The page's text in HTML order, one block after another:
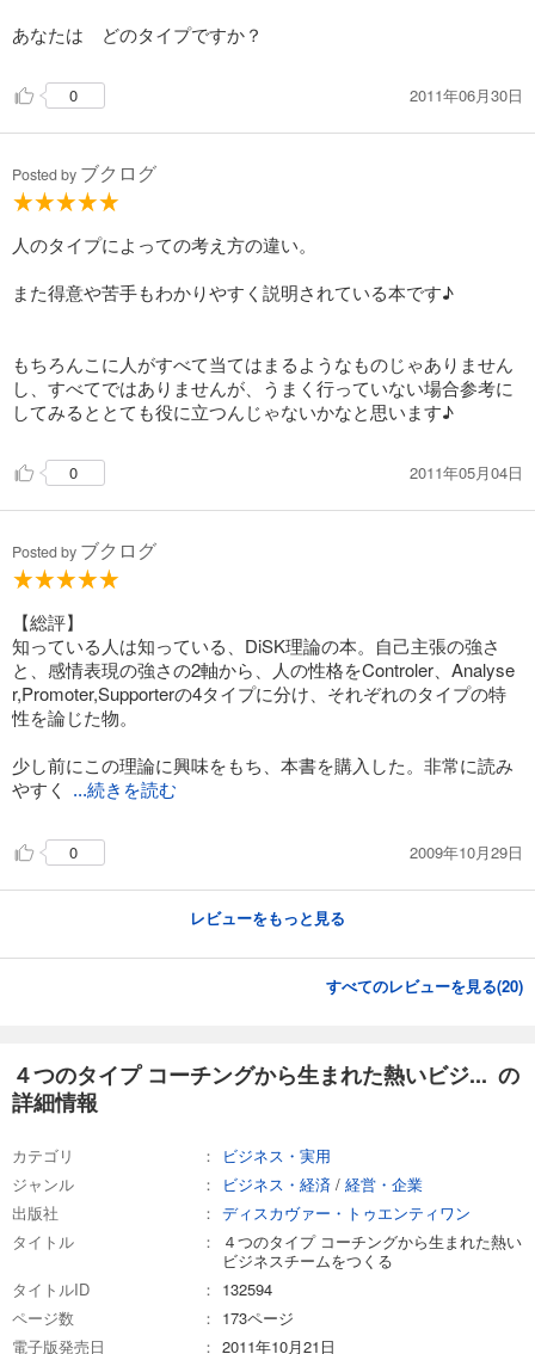
あなたは どのタイプですか？
0 2011年06月30日
Posted by ブクログ
人のタイプによっての考え方の違い。
また得意や苦手もわかりやすく説明されている本です♪
もちろんこに人がすべて当てはまるようなものじゃありません
し、すべてではありませんが、うまく行っていない場合参考に
してみるととても役に立つんじゃないかなと思います♪
0 2011年05月04日
Posted by ブクログ
【総評】
知っている人は知っている、DiSK理論の本。自己主張の強さ
と、感情表現の強さの2軸から、人の性格をControler、Analyse
r,Promoter,Supporterの4タイプに分け、それぞれのタイプの特
性を論じた物。
少し前にこの理論に興味をもち、本書を購入した。非常に読み
やすく
...続きを読む
0 2009年10月29日
レビューをもっと見る
すべてのレビューを見る(20)
４つのタイプ コーチングから生まれた熱いビジ... の
詳細情報
カテゴリ
ビジネス・実用
ジャンル
ビジネス・経済 / 経営・企業
出版社
ディスカヴァー・トゥエンティワン
タイトル
４つのタイプ コーチングから生まれた熱い
ビジネスチームをつくる
タイトルID
132594
ページ数
173ページ
電子版発売日
2011年10月21日